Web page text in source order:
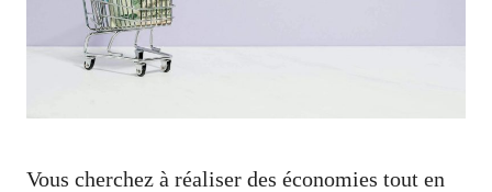
Vous cherchez à réaliser des économies tout en